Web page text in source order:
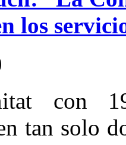
los
con
tan solo